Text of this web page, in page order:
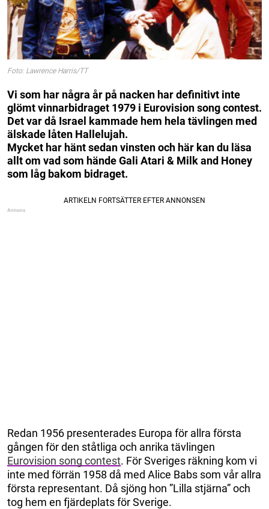
Foto: Lawrence Harris/TT
Vi som har några år på nacken har definitivt inte
glömt vinnarbidraget 1979 i Eurovision song contest.
Det var då Israel kammade hem hela tävlingen med
älskade låten Hallelujah.
Mycket har hänt sedan vinsten och här kan du läsa
allt om vad som hände Gali Atari & Milk and Honey
som låg bakom bidraget.
Redan 1956 presenterades Europa för allra första
gången för den ståtliga och anrika tävlingen
Eurovision song contest. För Sveriges räkning kom vi
inte med förrän 1958 då med Alice Babs som vår allra
första representant. Då sjöng hon ”Lilla stjärna” och
tog hem en fjärdeplats för Sverige.